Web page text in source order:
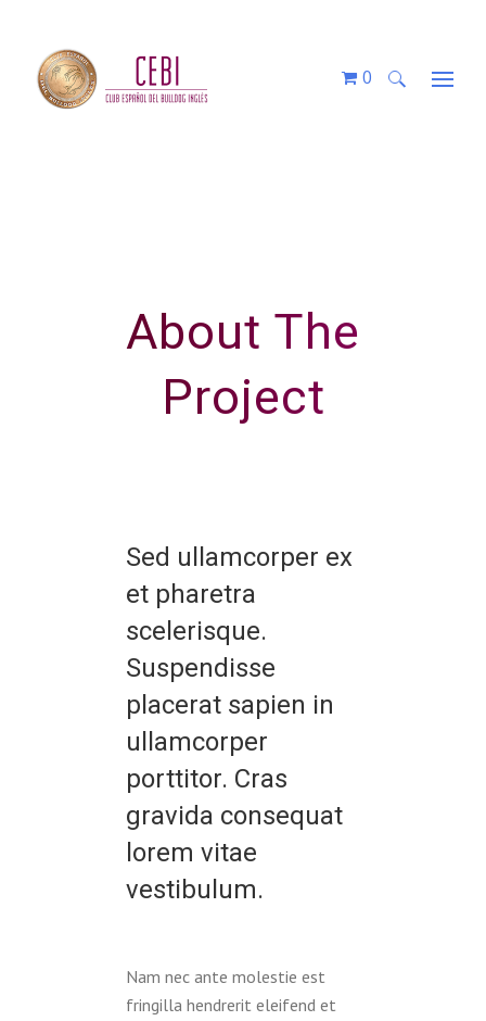
0
About The
Project
Sed ullamcorper ex
et pharetra
scelerisque.
Suspendisse
placerat sapien in
ullamcorper
porttitor. Cras
gravida consequat
lorem vitae
vestibulum.
Nam nec ante molestie est
fringilla hendrerit eleifend et